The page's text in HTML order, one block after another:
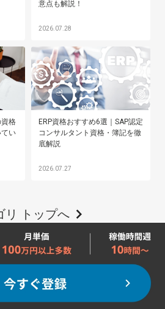
意点も解説！
2026.07.28
格
い
ERP資格おすすめ6選｜SAP認定
コンサルタント資格・簿記を徹
底解説
2026.07.27
リ トップへ
トップへ